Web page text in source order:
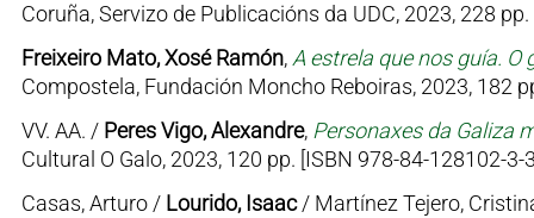
Coruña, Servizo de Publicacións da UDC, 2023, 228
Freixeiro Mato, Xosé Ramón, A estrela que nos guía.
Compostela, Fundación Moncho Reboiras, 2023, 182
VV. AA. / Peres Vigo, Alexandre, Personaxes da Galiza
Cultural O Galo, 2023, 120 pp. [ISBN 978-84-128102-3-
Casas, Arturo / Lourido, Isaac/ Martínez Tejero,